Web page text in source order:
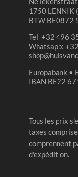
1750 LENNIK
BTW BE0872
Tel: +32 496
Whatsapp:
Europabank •
IBAN BE22
Tous les prix
taxes
comprennent
d'expédition.